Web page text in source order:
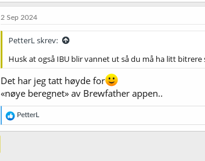
a
j
o
e
2 Sep 2024
PetterL skrev:
Husk at også IBU blir vannet ut så du må ha litt
Det har jeg tatt høyde for
«nøye beregnet» av Brewfather appen..
R
e
a
PetterL